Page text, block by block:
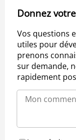
Donnez
Vos questions
utiles pour
prenons
sur demande,
rapidement